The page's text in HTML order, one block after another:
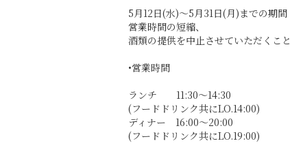
5月12日(水)〜5月31日(月)までの期間
営業時間の短縮、
酒類の提供を中止させていただくこ
•営業時間
ランチ 11:30〜14:30
(フードドリンク共にLO.14:00)
ディナー 16:00〜20:00
(フードドリンク共にLO.19:00)